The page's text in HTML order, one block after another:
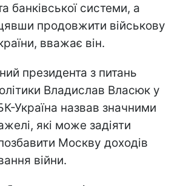
банківської системи, а
продовжити військову
вважає він.
президента з питань
Владислав Власюк у
Україна назвав значними
які може задіяти
Москву доходів
війни.